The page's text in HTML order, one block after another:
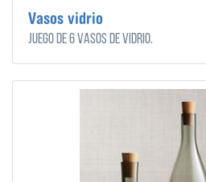
Vasos vidrio
Juego de 6 vasos de vidrio.